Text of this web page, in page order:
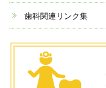
歯科関連リンク集